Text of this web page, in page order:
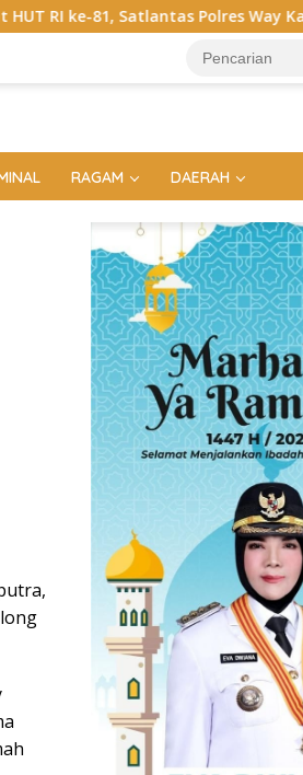
Polres Way Kanan Bagikan Bendera
RAGAM DAERAH